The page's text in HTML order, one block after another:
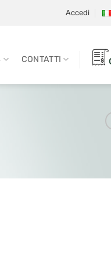
Accedi
CONTATTI